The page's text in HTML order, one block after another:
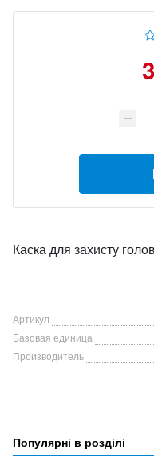
Каска для захисту
Артикул
Базовая единица
Производитель
Популярні в розділі